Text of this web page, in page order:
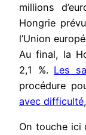
millions
Hongrie
l’Union
Au final, la
2,1 %. Les
procédure
avec difficulté
On touche ici